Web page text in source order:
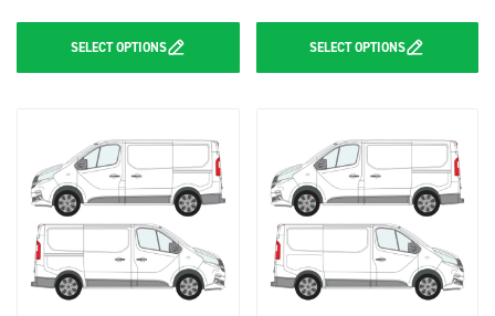
SELECTOPTIONS SELECTOPTIONS